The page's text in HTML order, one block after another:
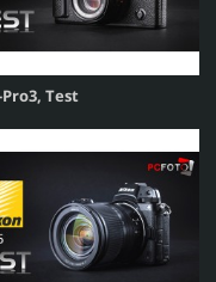
Test